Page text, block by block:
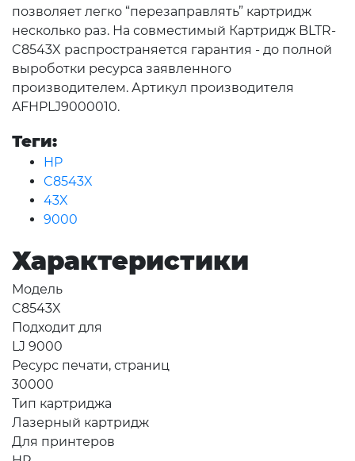
позволяет легко “перезаправлять” картридж
несколько раз. На совместимый Картридж BLTR-
C8543X распространяется гарантия - до полной
выроботки ресурса заявленного
производителем. Артикул производителя
AFHPLJ9000010.
Теги:
HP
C8543X
43X
9000
Характеристики
Модель
C8543X
Подходит для
LJ 9000
Ресурс печати, страниц
30000
Тип картриджа
Лазерный картридж
Для принтеров